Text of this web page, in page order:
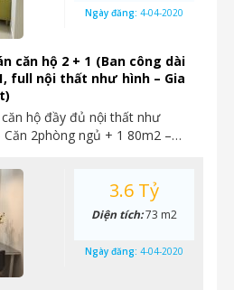
căn hộ 2 + 1 (Ban công dài
full nội thất như hình – Gia
căn hộ đầy đủ nội thất như
Căn 2phòng ngủ + 1 80m2 –…
Ngày đăng: 4-04-2020
3.6 Tỷ
Diện tích:73 m2
Ngày đăng: 4-04-2020